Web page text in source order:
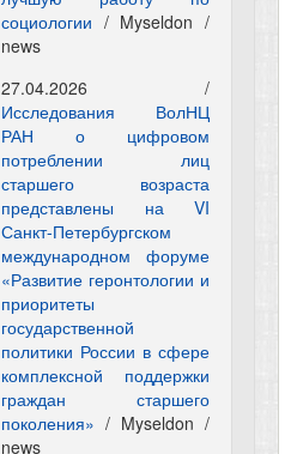
социологии / Myseldon /
news
27.04.2026 /
Исследования ВолНЦ
РАН о цифровом
потреблении лиц
старшего возраста
представлены на VI
Санкт-Петербургском
международном форуме
«Развитие геронтологии и
приоритеты
государственной
политики России в сфере
комплексной поддержки
граждан старшего
поколения» / Myseldon /
news